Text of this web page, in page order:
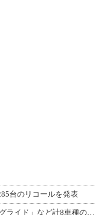
台のリコールを発表